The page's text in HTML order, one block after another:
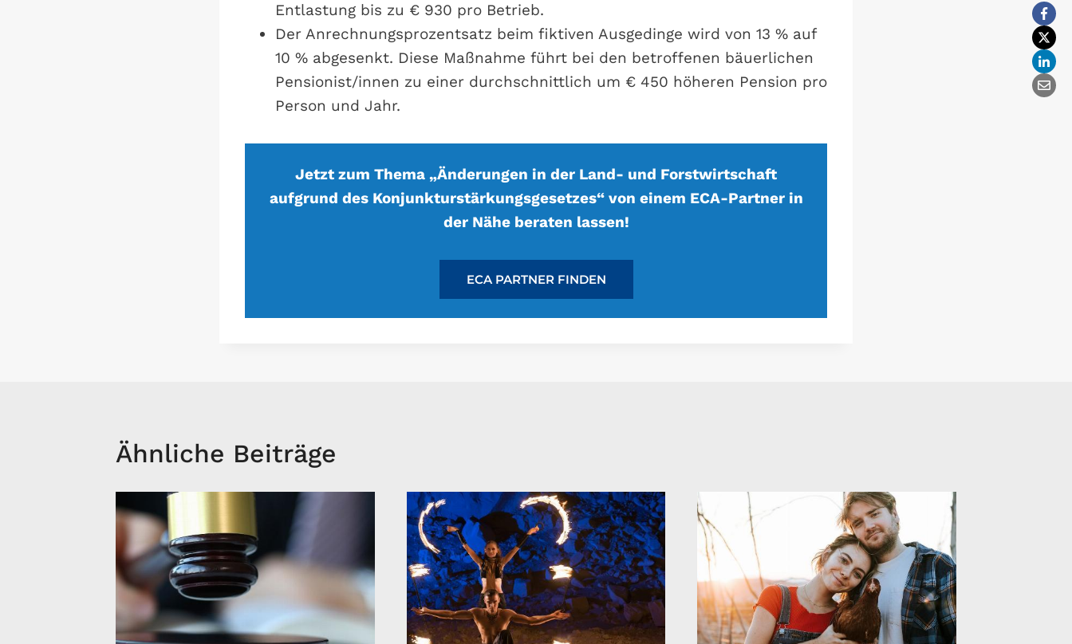
Entlastung bis zu € 930 pro Betrieb.
Der Anrechnungsprozentsatz beim fiktiven Ausgedinge wird von 13 % auf
10 % abgesenkt. Diese Maßnahme führt bei den betroffenen bäuerlichen
Pensionist/innen zu einer durchschnittlich um € 450 höheren Pension pro
Person und Jahr.
Jetzt zum Thema „Änderungen in der Land- und Forstwirtschaft
aufgrund des Konjunkturstärkungsgesetzes“ von einem ECA-Partner in
der Nähe beraten lassen!
ECA PARTNER FINDEN
Ähnliche Beiträge